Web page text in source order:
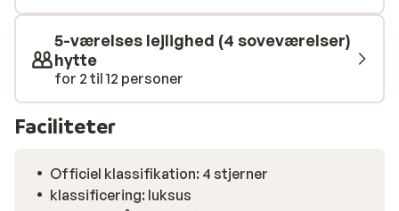
5-værelses lejlighed (4 soveværelser)
hytte
for 2 til 12 personer
Faciliteter
Officiel klassifikation: 4 stjerner
klassificering: luksus